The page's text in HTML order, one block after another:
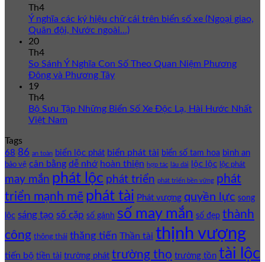
Th4
Ý nghĩa các ký hiệu chữ cái trên biển số xe (Ngoại giao,
Quân đội, Nước ngoài…)
20
Th4
So Sánh Ý Nghĩa Con Số Theo Quan Niệm Phương
Đông và Phương Tây
19
Th4
Bộ Sưu Tập Những Biển Số Xe Độc Lạ, Hài Hước Nhất
Việt Nam
Tags
68 86 an toàn biển lộc phát biển phát tài biển số tam hoa bình an
bảo vệ cân bằng dễ nhớ hoàn thiện hợp tác lâu dài lộc lộc lộc phát
may mắn phát lộc phát triển phát triển bền vững phát
triển mạnh mẽ phát tài Phát vượng quyền lực song
lộc sáng tạo số cặp số gánh số may mắn số đẹp thành
công thông thái thăng tiến Thần tài thịnh vượng
tiến bộ tiền tài trường phát trường thọ trường tồn tài lộc